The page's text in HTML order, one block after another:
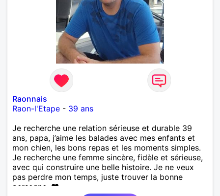
Raonnais
Raon-l'Etape - 39 ans
Je recherche une relation sérieuse et durable 39
ans, papa, j’aime les balades avec mes enfants et
mon chien, les bons repas et les moments simples.
Je recherche une femme sincère, fidèle et sérieuse,
avec qui construire une belle histoire. Je ne veux
pas perdre mon temps, juste trouver la bonne
personne. ❤️